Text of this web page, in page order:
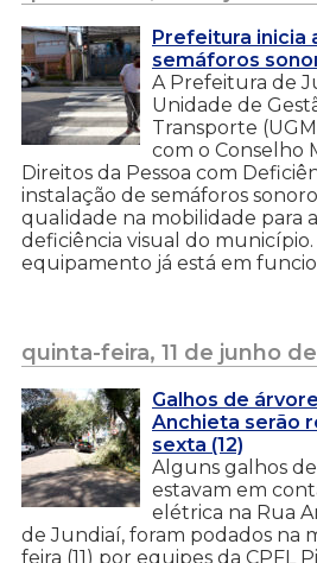
Prefeitura inicia
semáforos
A Prefeitura de
Unidade de
Transporte
com o Conselho
Direitos da Pessoa com
instalação de semáforos
qualidade na mobilidade para
deficiência visual do
equipamento já está em
quinta-feira, 11 de junho
Galhos de
Anchieta serão
sexta (12)
Alguns galhos
estavam em
elétrica na Rua
de Jundiaí, foram podados na
feira (11) por equipes da CPFL